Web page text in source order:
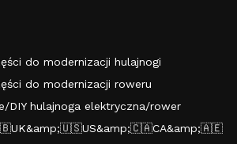
do modernizacji hulajnogi
by monorim></brand>
do modernizacji roweru
by monorim></brand>
DIY hulajnoga elektryczna/rower
elektryczny<brand by monorim>